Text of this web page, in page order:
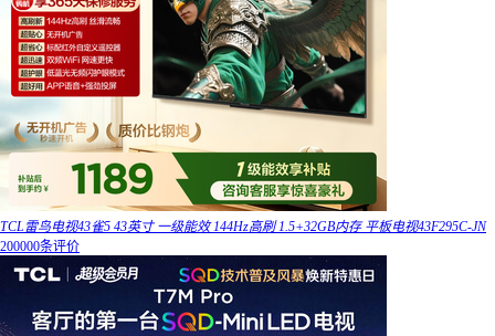
TCL雷鸟电视43雀5 43英寸 一级能效 144Hz高刷 1.5+32GB内存 平板电视43F295C-JN
200000条评价